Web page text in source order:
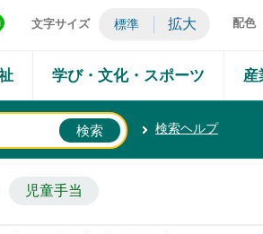
町 YouTube
矢吹町 LINE
文字サイズ 標準 拡大 配色
学び・文化・スポーツ 産
検索ヘルプ
児童手当